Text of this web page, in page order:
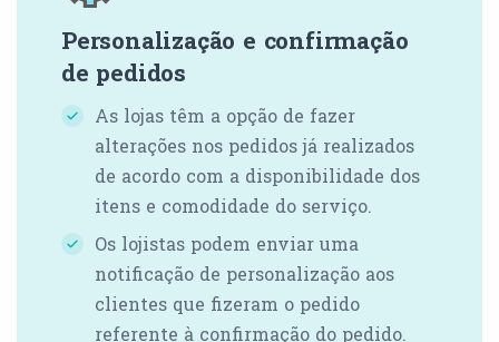
Personalização e confirmação
de pedidos
As lojas têm a opção de fazer
alterações nos pedidos já realizados
de acordo com a disponibilidade dos
itens e comodidade do serviço.
Os lojistas podem enviar uma
notificação de personalização aos
clientes que fizeram o pedido
referente à confirmação do pedido.